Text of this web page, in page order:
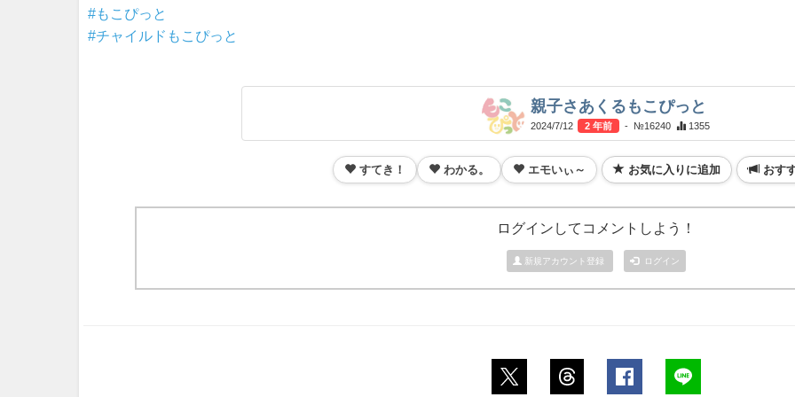
#もこぴっと
#チャイルドもこぴっと
親子さあくるもこぴっと
2024/7/12 2 年前 - №16240 1355
すてき！ わかる。 エモいぃ～ お気に入りに追加 おす
ログインしてコメントしよう！
新規アカウント登録 ログイン